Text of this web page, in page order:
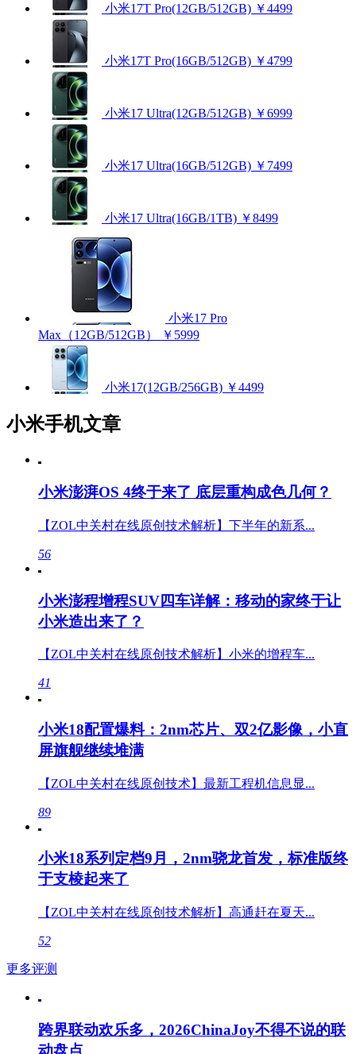
小米17T Pro(12GB/512GB) ￥4499
小米17T Pro(16GB/512GB) ￥4799
小米17 Ultra(12GB/512GB) ￥6999
小米17 Ultra(16GB/512GB) ￥7499
小米17 Ultra(16GB/1TB) ￥8499
小米17 Pro
Max（12GB/512GB）
￥5999
小米17(12GB/256GB) ￥4499
小米手机文章
小米澎湃OS 4终于来了 底层重构成色几何？
【ZOL中关村在线原创技术解析】下半年的新系...
56
小米澎程增程SUV四车详解：移动的家终于让
小米造出来了？
【ZOL中关村在线原创技术解析】小米的增程车...
41
小米18配置爆料：2nm芯片、双2亿影像，小直
屏旗舰继续堆满
【ZOL中关村在线原创技术】最新工程机信息显...
89
小米18系列定档9月，2nm骁龙首发，标准版终
于支棱起来了
【ZOL中关村在线原创技术解析】高通赶在夏天...
52
更多评测
跨界联动欢乐多，2026ChinaJoy不得不说的联
动盘点